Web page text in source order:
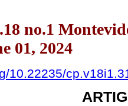
no.1
01, 2024
10.22235/